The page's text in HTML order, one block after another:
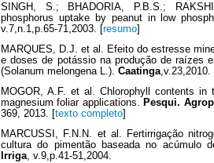
SINGH, S.; BHADORIA, P.B.S.;
phosphorus uptake by peanut in low
v.7,n.1,p.65-71,2003. [ resumo
MARQUES, D.J. et al. Efeito do estresse
e doses de potássio na produção de raízes
(Solanum melongena L.). Caatinga,v.23,2010.
MOGOR, A.F. et al. Chlorophyll contents in
magnesium foliar applications. Pesqui.
369, 2013. [ texto completo
MARCUSSI, F.N.N. et al. Fertirrigação
cultura do pimentão baseada no acúmulo
Irriga, v.9,p.41-51,2004.